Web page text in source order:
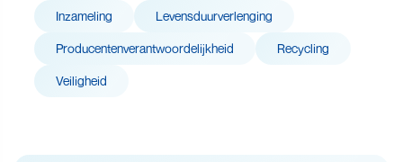
Inzameling Levensduur­verlenging
Producenten­­­­verantwoor­delijk­heid Recycling
Veiligheid